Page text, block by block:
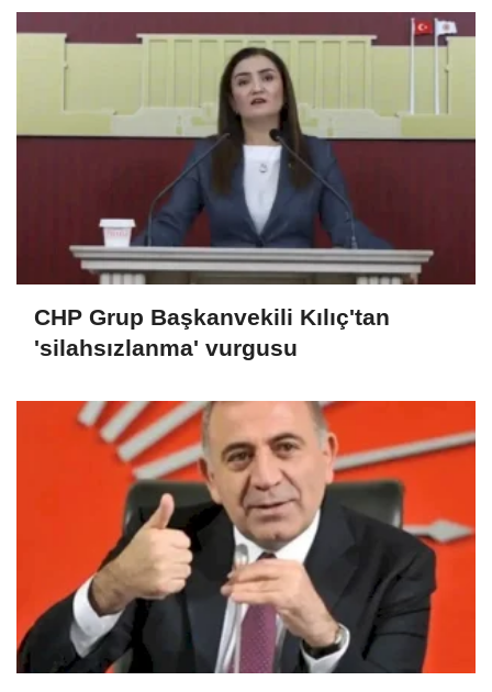
CHP Grup Başkanvekili Kılıç'tan
'silahsızlanma' vurgusu